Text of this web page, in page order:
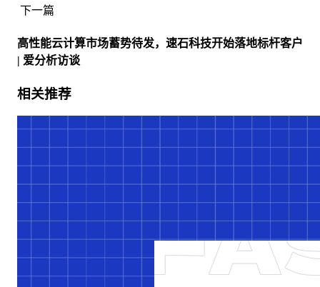
下一篇
高性能云计算市场蓄势待发，速石科技开始落地标杆客户
| 爱分析访谈
相关推荐